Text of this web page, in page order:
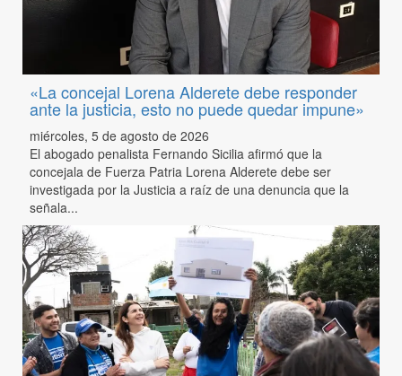
«La concejal Lorena Alderete debe responder
ante la justicia, esto no puede quedar impune»
miércoles, 5 de agosto de 2026
El abogado penalista Fernando Sicilia afirmó que la
concejala de Fuerza Patria Lorena Alderete debe ser
investigada por la Justicia a raíz de una denuncia que la
señala...